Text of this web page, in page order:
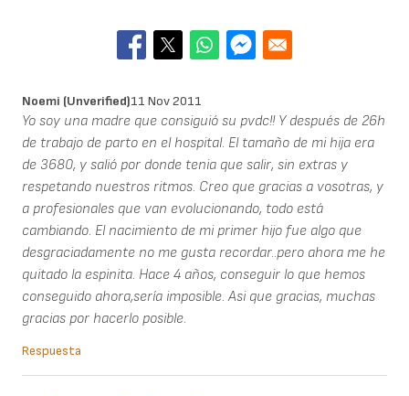
Noemi (unverified)11 Nov 2011
Yo soy una madre que consiguió su pvdc!! Y después de 26h
de trabajo de parto en el hospital. El tamaño de mi hija era
de 3680, y salió por donde tenia que salir, sin extras y
respetando nuestros ritmos. Creo que gracias a vosotras, y
a profesionales que van evolucionando, todo está
cambiando. El nacimiento de mi primer hijo fue algo que
desgraciadamente no me gusta recordar..pero ahora me he
quitado la espinita. Hace 4 años, conseguir lo que hemos
conseguido ahora,sería imposible. Asi que gracias, muchas
gracias por hacerlo posible.
Respuesta